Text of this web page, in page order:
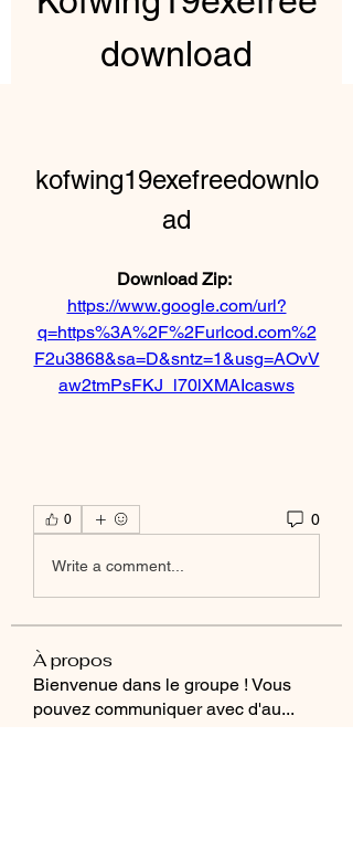
download
kofwing19exefreedownlo
ad
https://www.google.com/url?
q=https%3A%2F%2Furlcod.com%2
F2u3868&sa=D&sntz=1&usg=AOvV
aw2tmPsFKJ_l70lXMAIcasws
0 0
Write a comment...
À propos
Bienvenue dans le groupe ! Vous
pouvez communiquer avec d'au...